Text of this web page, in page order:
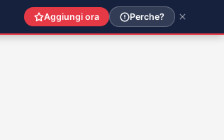
Aggiungi ora Perche?